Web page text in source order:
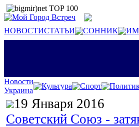
НОВОСТИСТАТЬИ СОННИК
Новости
Украина
Культура Спорт
19 Января 2016
Советский Союз -